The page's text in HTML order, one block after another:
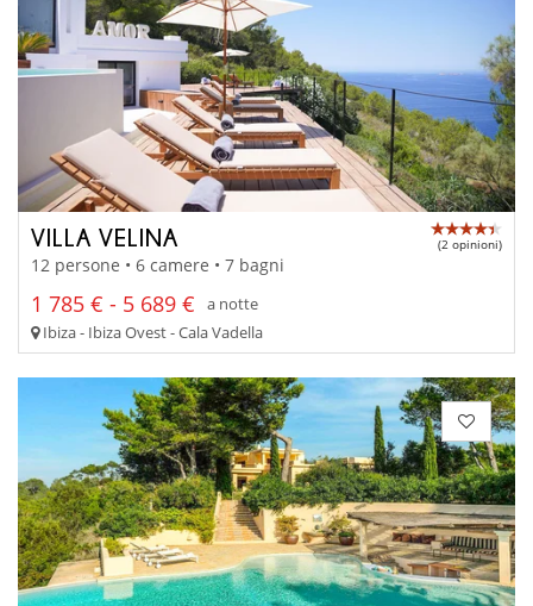
VILLA VELINA (2 opinioni)
12 persone • 6 camere • 7 bagni
1 785 € - 5 689 €
a notte
Ibiza - Ibiza Ovest - Cala Vadella